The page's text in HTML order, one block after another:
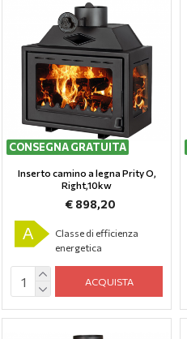
CONSEGNA GRATUITA
Inserto camino a legna Prity O,
Right,10kw
€ 898,20
A
Classe di efficienza
energetica
ACQUISTA